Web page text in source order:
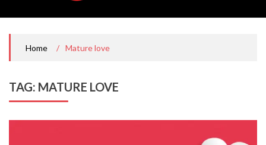
Home / Mature love
TAG: MATURE LOVE